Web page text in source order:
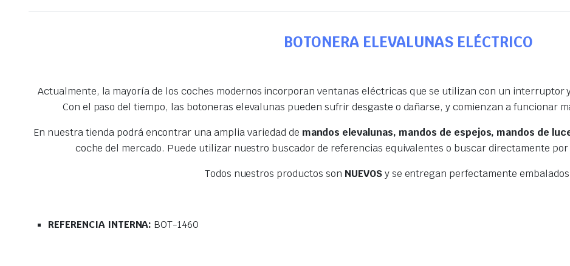
BOTONERA ELEVALUNAS ELÉCTRICO
Actualmente, la mayoría de los coches modernos incorporan ventanas eléctricas que se utilizan con un
Con el paso del tiempo, las botoneras elevalunas pueden sufrir desgaste o dañarse, y comienzan a funcionar
En nuestra tienda podrá encontrar una amplia variedad de mandos elevalunas, mandos de espejos, mandos de
coche del mercado. Puede utilizar nuestro buscador de referencias equivalentes o buscar directamente por
Todos nuestros productos son NUEVOSy se entregan perfectamente
REFERENCIA INTERNA: BOT-1460